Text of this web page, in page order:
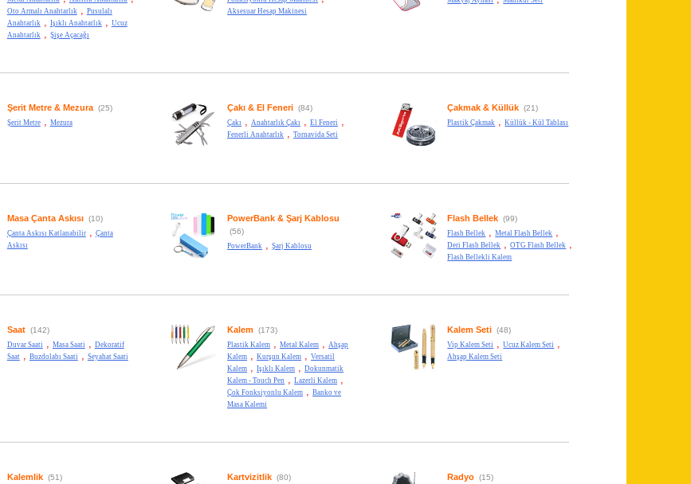
Oto Armalı Anahtarlık
Pusulalı
Anahtarlık
Işıklı Anahtarlık
Ucuz
Anahtarlık
Şişe Açacağı
Aksesuar Hesap Makinesi
Şerit Metre & Mezura(25)
Şerit Metre, Mezura
Çakı & El Feneri (84)
Çakı Anahtarlık Çakı ,El Feneri
Fenerli Anahtarlık ,Tornavida Seti
Çakmak & Küllük (21)
Plastik Çakmak ,Küllük - Kül Tablası
Masa Çanta Askısı(10)
Çanta Askısı Katlanabilir, Çanta
Askısı
PowerBank & Şarj Kablosu
(56)
PowerBank ,Şarj Kablosu
Flash Bellek (99)
Flash Bellek ,Metal Flash Bellek ,
Deri Flash Bellek ,OTG Flash Bellek ,
Flash Bellekli Kalem
Saat(142)
Duvar Saati, Masa Saati, Dekoratif
Saat, Buzdolabı Saati, Seyahat Saati
Kalem (173)
Plastik Kalem ,Metal Kalem ,Ahşap
Kalem ,Kurşun Kalem ,Versatil
Kalem ,Işıklı Kalem ,Dokunmatik
Kalem - Touch Pen ,Lazerli Kalem ,
Çok Fonksiyonlu Kalem ,Banko ve
Masa Kalemi
Kalem Seti (48)
Vip Kalem Seti ,Ucuz Kalem Seti ,
Ahşap Kalem Seti
Kalemlik(51) Kartvizitlik (80) Radyo (15)